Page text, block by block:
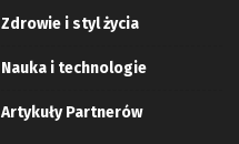
Zdrowie i styl życia
Nauka i technologie
Artykuły Partnerów